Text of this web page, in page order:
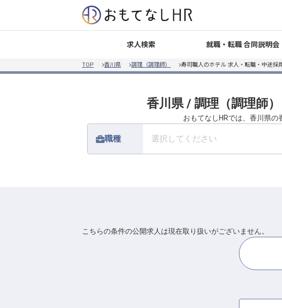
求人検索 就職・転職 合同説明会
TOP 香川県 調理（調理師） 寿司職人のホテル 求人・転職・中途採
香川県 / 調理（調理師
おもてなしHRでは、香川県の
職種 選択してください
こちらの条件の公開求人は現在取り扱いがございません。